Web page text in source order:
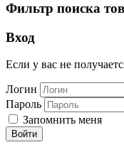
Фильтр поиска
Вход
Если у вас не
Логин
Пароль
Запомнить меня
Войти